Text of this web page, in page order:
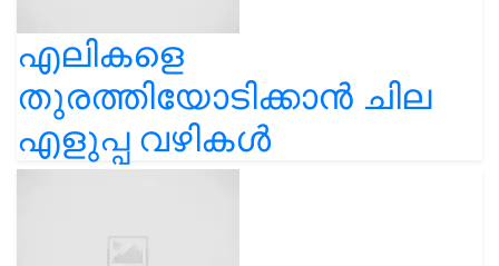
എലികളെ
തുരത്തിയോടിക്കാൻ ചില
എളുപ്പ വഴികൾ